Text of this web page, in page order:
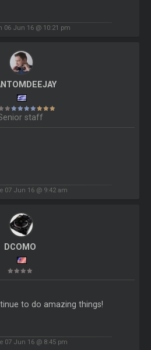
06 Jun 16 @ 10:21 pm
staff
07 Jun 16 @ 9:42 am
DCOMO
to do amazing things!
07 Jun 16 @ 8:45 pm